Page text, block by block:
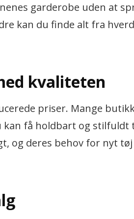
garderobe uden at
kan du finde alt fra
kvaliteten
priser. Mange
få holdbart og stilfuldt
og deres behov for nyt tøj